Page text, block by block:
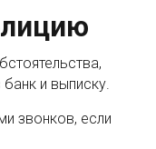
и выписку.
звонков, если